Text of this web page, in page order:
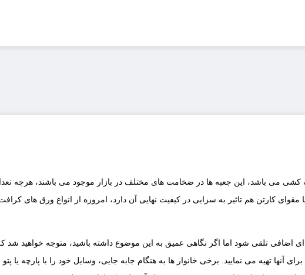
می باشد، این جعبه ها در ضخامت های مختلف در بازار موجود می باشند، هرچه
کارتن هم تاثیر به سزایی در کیفیت نهایی آن دارد، امروزه از انواع ورق های
اضافی تلقی شود اما اگر نگاهی عمیق به این موضوع داشته باشید، متوجه خواهید شد
آنها تهیه می نمایید. برخی خانوار ها به هنگام جابه جایی، وسایل خود را با پارچه یا